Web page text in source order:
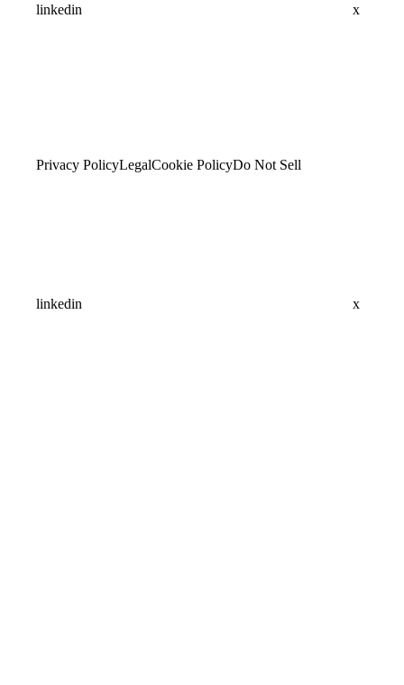
linkedin x
Privacy PolicyLegalCookie PolicyDo Not Sell
linkedin x